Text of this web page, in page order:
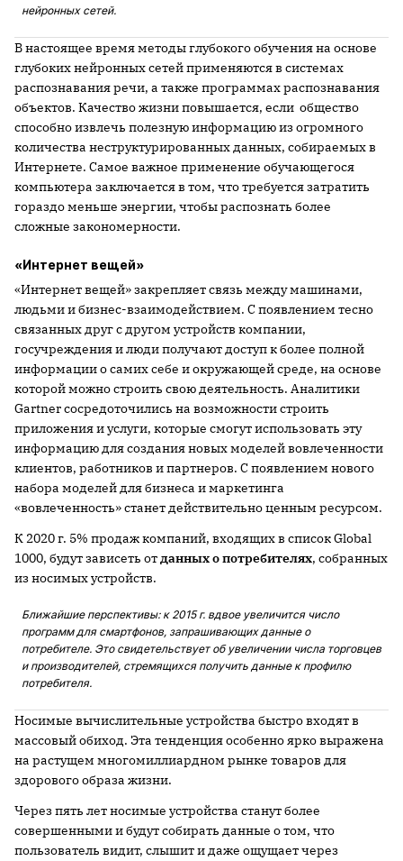
нейронных сетей.
В настоящее время методы глубокого обучения на основе
глубоких нейронных сетей применяются в системах
распознавания речи, а также программах распознавания
объектов. Качество жизни повышается, если общество
способно извлечь полезную информацию из огромного
количества неструктурированных данных, собираемых в
Интернете. Самое важное применение обучающегося
компьютера заключается в том, что требуется затратить
гораздо меньше энергии, чтобы распознать более
сложные закономерности.
«Интернет вещей»
«Интернет вещей» закрепляет связь между машинами,
людьми и бизнес-взаимодействием. С появлением тесно
связанных друг с другом устройств компании,
госучреждения и люди получают доступ к более полной
информации о самих себе и окружающей среде, на основе
которой можно строить свою деятельность. Аналитики
Gartner сосредоточились на возможности строить
приложения и услуги, которые смогут использовать эту
информацию для создания новых моделей вовлеченности
клиентов, работников и партнеров. С появлением нового
набора моделей для бизнеса и маркетинга
«вовлеченность» станет действительно ценным ресурсом.
К 2020 г. 5% продаж компаний, входящих в список Global
1000, будут зависеть отданных о потребителях, собранных
из носимых устройств.
Ближайшие перспективы: к 2015 г. вдвое увеличится число
программ для смартфонов, запрашивающих данные о
потребителе. Это свидетельствует об увеличении числа торговцев
и производителей, стремящихся получить данные к профилю
потребителя.
Носимые вычислительные устройства быстро входят в
массовый обиход. Эта тенденция особенно ярко выражена
на растущем многомиллиардном рынке товаров для
здорового образа жизни.
Через пять лет носимые устройства станут более
совершенными и будут собирать данные о том, что
пользователь видит, слышит и даже ощущает через